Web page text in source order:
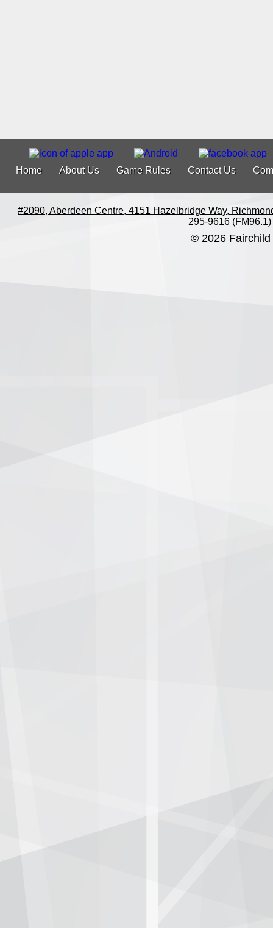
Home About Us Game Rules Contact Us
#2090, Aberdeen Centre, 4151 Hazelbridge Way,
295-9616 (FM96.1)
© 2026 Fairchild